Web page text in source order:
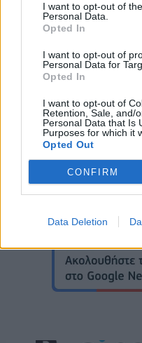
I want to opt-out of
Personal Data.
Opted In
I want to opt-out of
Personal Data for
Opted In
I want to opt-out of
Retention, Sale, and/
Personal Data that Is
Purposes for which it
Opted Out
CONFIRM
Data Deletion
ΕΚΤΑΚΤΟ ΔΕΛΤΙΟ
ΨΥΧΡΗ ΛΙΜΝΗ